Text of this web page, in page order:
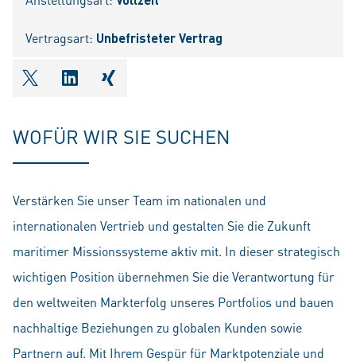
Vertragsart: Unbefristeter Vertrag
shareOntwitter
shareOnlinkedIn
shareOnxing
WOFÜR WIR SIE SUCHEN
Verstärken Sie unser Team im nationalen und
internationalen Vertrieb und gestalten Sie die Zukunft
maritimer Missionssysteme aktiv mit. In dieser strategisch
wichtigen Position übernehmen Sie die Verantwortung für
den weltweiten Markterfolg unseres Portfolios und bauen
nachhaltige Beziehungen zu globalen Kunden sowie
Partnern auf. Mit Ihrem Gespür für Marktpotenziale und